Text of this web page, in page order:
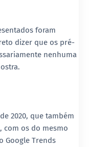
foram
dizer que os pré-
nenhuma
2020, que também
os do mesmo
Google Trends